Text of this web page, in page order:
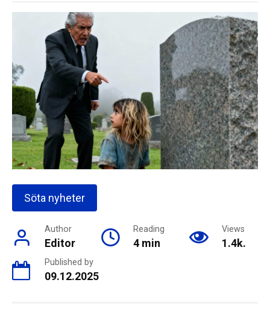
Söta nyheter
Author
Editor
Reading
4 min
Views
1.4k.
Published by
09.12.2025